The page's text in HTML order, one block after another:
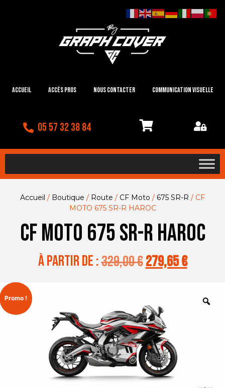
Accueil Accès Pros Nous contacter Communication visuelle
05 57 32 38 84
Accueil / Boutique / Route / CF Moto / 675 SR-R / CF
MOTO 675 SR-R HAROC
CF MOTO 675 SR-R HAROC
à partir de :329,00€279,65€
Promo !